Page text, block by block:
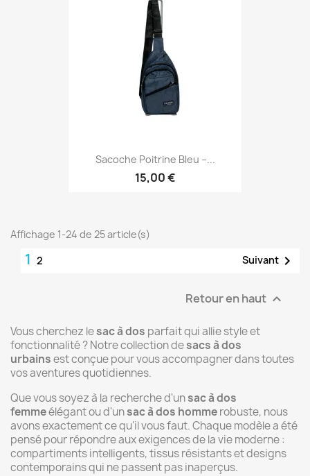
Sacoche Poitrine Bleu –...
15,00 €
Affichage 1-24 de 25 article(s)
1 2 Suivant 
Retour en haut 
Vous cherchez lesac à dos parfait qui allie style et
fonctionnalité ? Notre collection desacs à dos
urbainsest conçue pour vous accompagner dans toutes
vos aventures quotidiennes.
Que vous soyez à la recherche d'unsac à dos
femmeélégant ou d'unsac à dos hommerobuste, nous
avons exactement ce qu'il vous faut. Chaque modèle a été
pensé pour répondre aux exigences de la vie moderne :
compartiments intelligents, tissus résistants et designs
contemporains qui ne passent pas inaperçus.